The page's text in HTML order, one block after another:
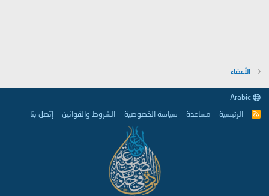
الأعضاء
R
الرئيسية مساعدة سياسة الخصوصية الشروط والقوانين إتصل بنا